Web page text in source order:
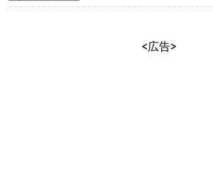
<広告>